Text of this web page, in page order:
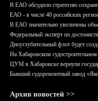
В ЕАО обсудили стратегию
ЕАО - в числе 40 российских
В ЕАО значительно увеличены
Федеральный эксперт по
Дноуглубительный флот будет
На Хабаровском судостроительном
ЦУМ в Хабаровске вернули
Бывший судоремонтный завод
Архив новостей >>